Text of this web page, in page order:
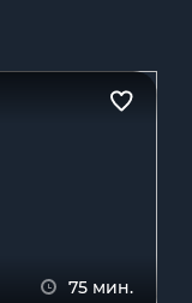
75 мин.